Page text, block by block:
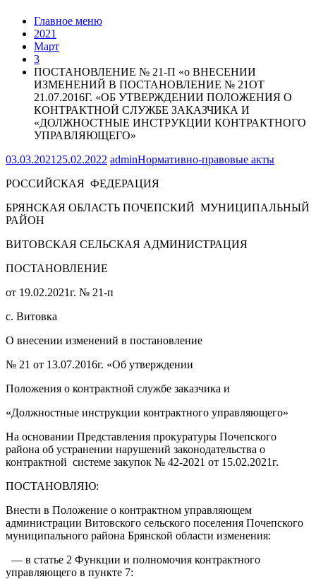
Главное меню
2021
Март
3
ПОСТАНОВЛЕНИЕ № 21-П «о ВНЕСЕНИИ
ИЗМЕНЕНИЙ В ПОСТАНОВЛЕНИЕ № 21ОТ
21.07.2016Г. «ОБ УТВЕРЖДЕНИИ ПОЛОЖЕНИЯ О
КОНТРАКТНОЙ СЛУЖБЕ ЗАКАЗЧИКА И
«ДОЛЖНОСТНЫЕ ИНСТРУКЦИИ КОНТРАКТНОГО
УПРАВЛЯЮЩЕГО»
03.03.2021 25.02.2022 adminНормативно-правовые акты
РОССИЙСКАЯ ФЕДЕРАЦИЯ
БРЯНСКАЯ ОБЛАСТЬ ПОЧЕПСКИЙ МУНИЦИПАЛЬНЫЙ
РАЙОН
ВИТОВСКАЯ СЕЛЬСКАЯ АДМИНИСТРАЦИЯ
ПОСТАНОВЛЕНИЕ
от 19.02.2021г. № 21-п
с. Витовка
О внесении изменений в постановление
№ 21 от 13.07.2016г. «Об утверждении
Положения о контрактной службе заказчика и
«Должностные инструкции контрактного управляющего»
На основании Представления прокуратуры Почепского
района об устранении нарушений законодательства о
контрактной системе закупок № 42-2021 от 15.02.2021г.
ПОСТАНОВЛЯЮ:
Внести в Положение о контрактном управляющем
администрации Витовского сельского поселения Почепского
муниципального района Брянской области изменения:
— в статье 2 Функции и полномочия контрактного
управляющего в пункте 7: